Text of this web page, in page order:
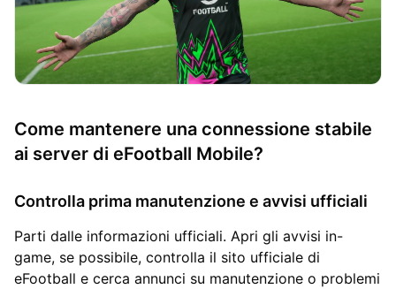
Come mantenere una connessione stabile
ai server di eFootball Mobile?
Controlla prima manutenzione e avvisi ufficiali
Parti dalle informazioni ufficiali. Apri gli avvisi in-
game, se possibile, controlla il sito ufficiale di
eFootball e cerca annunci su manutenzione o problemi